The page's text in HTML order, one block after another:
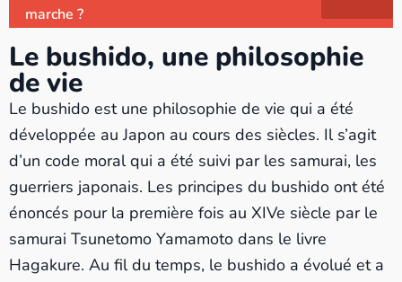
marche ?
Le bushido, une philosophie
de vie
Le bushido est une philosophie de vie qui a été
développée au Japon au cours des siècles. Il s’agit
d’un code moral qui a été suivi par les samurai, les
guerriers japonais. Les principes du bushido ont été
énoncés pour la première fois au XIVe siècle par le
samurai Tsunetomo Yamamoto dans le livre
Hagakure. Au fil du temps, le bushido a évolué et a